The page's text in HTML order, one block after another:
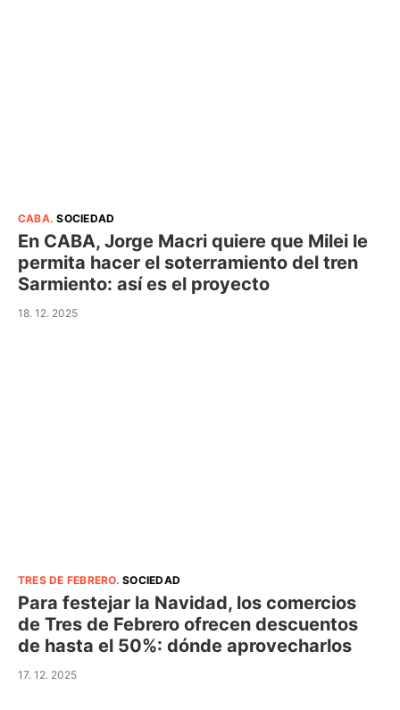
CABA.SOCIEDAD
En CABA, Jorge Macri quiere que Milei le
permita hacer el soterramiento del tren
Sarmiento: así es el proyecto
18. 12. 2025
TRES DE FEBRERO.SOCIEDAD
Para festejar la Navidad, los comercios
de Tres de Febrero ofrecen descuentos
de hasta el 50%: dónde aprovecharlos
17. 12. 2025